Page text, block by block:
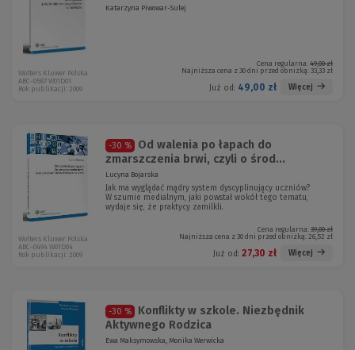
Katarzyna Piwowar-Sulej
Cena regularna: 49,00 zł
Najniższa cena z 30 dni przed obniżką: 33,33 zł
Już od: 49,00 zł Więcej
Wolters Kluwer Polska
ABC-0587 W01D01
Rok publikacji: 2009
-30 %
Od walenia po łapach do
zmarszczenia brwi, czyli o środ...
Lucyna Bojarska
Jak ma wyglądać mądry system dyscyplinujący uczniów?
W szumie medialnym, jaki powstał wokół tego tematu,
wydaje się, że praktycy zamilkli.
Cena regularna: 39,00 zł
Najniższa cena z 30 dni przed obniżką: 26,52 zł
Już od: 27,30 zł Więcej
Wolters Kluwer Polska
ABC-0494 W01D04
Rok publikacji: 2009
-30 %
Konflikty w szkole. Niezbędnik
Aktywnego Rodzica
Ewa Maksymowska, Monika Werwicka